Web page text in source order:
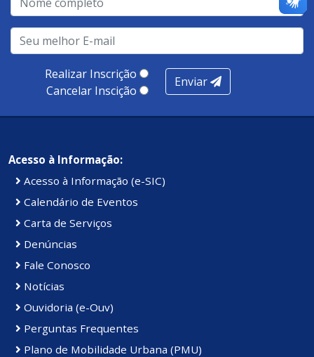
realização de soluções, ambiente de negócios,
infraestrutura, presença digital e cobertura e
produtividade. Somados, todos as categorias totalizam
Kennedy.Realizar Inscrição
Cancelar Inscição
Enviar
Acesso à Informação:
Acesso à Informação (e-SIC)
Calendário de Eventos
Carta de Serviços
Denúncias
Fale Conosco
Notícias
Ouvidoria (e-Ouv)
Perguntas Frequentes
Plano de Mobilidade Urbana (PMU)